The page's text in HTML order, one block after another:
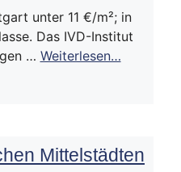
unter 11 €/m²; in
Das IVD-Institut
… Weiterlesen…
Mittelstädten